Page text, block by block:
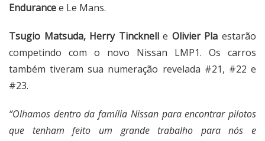
Endurancee Le Mans.
Tsugio Matsuda, Herry Tincknelle Olivier Pla estarão
competindo com o novo Nissan LMP1. Os carros
também tiveram sua numeração revelada #21, #22 e
#23.
“Olhamos dentro da família Nissan para encontrar pilotos
que tenham feito um grande trabalho para nós e